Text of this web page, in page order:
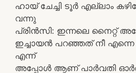
ഹായ് ചേച്ചി ടൂർ എല്ലാം
വന്നു
പ്രിൻസി: ഇന്നലെ നൈറ്റ്
ഇച്ചായൻ പറഞ്ഞത് നീ
എന്ന്
അപ്പോൾ ആണ് പാർവതി